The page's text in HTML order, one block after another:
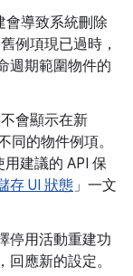
會導致系統刪除
例項現已過時，
週期範圍物件的
會顯示在新
同的物件例項。
建議的 API 保
存 UI 狀態」一文
停用活動重建功
應新的設定。